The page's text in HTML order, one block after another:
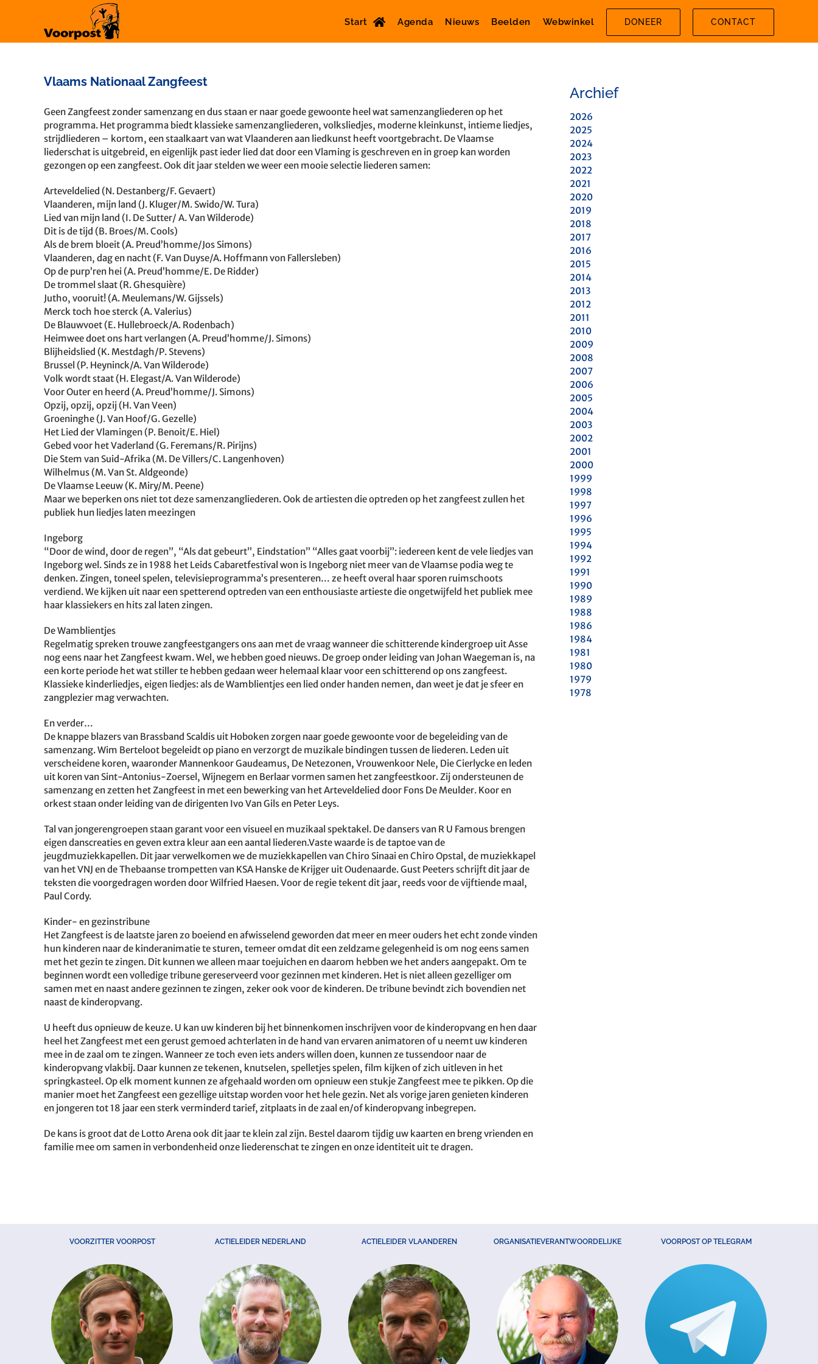
Start Agenda Nieuws Beelden Webwinkel DONEER CONTACT
Vlaams Nationaal Zangfeest
Bekijk
grotere
afbeelding
Geen Zangfeest zonder samenzang en dus staan er naar goede gewoonte heel wat samenzangliederen op het
programma. Het programma biedt klassieke samenzangliederen, volksliedjes, moderne kleinkunst, intieme liedjes,
strijdliederen – kortom, een staalkaart van wat Vlaanderen aan liedkunst heeft voortgebracht. De Vlaamse
liederschat is uitgebreid, en eigenlijk past ieder lied dat door een Vlaming is geschreven en in groep kan worden
gezongen op een zangfeest. Ook dit jaar stelden we weer een mooie selectie liederen samen:
Arteveldelied (N. Destanberg/F. Gevaert)
Vlaanderen, mijn land (J. Kluger/M. Swido/W. Tura)
Lied van mijn land (I. De Sutter/ A. Van Wilderode)
Dit is de tijd (B. Broes/M. Cools)
Alsde brem bloeit (A. Preud’homme/Jos Simons)
Vlaanderen, dag en nacht (F. Van Duyse/A. Hoffmann von Fallersleben)
Op de purp’ren hei (A. Preud’homme/E. De Ridder)
De trommel slaat (R. Ghesquière)
Jutho, vooruit! (A. Meulemans/W. Gijssels)
Merck toch hoe sterck (A. Valerius)
De Blauwvoet (E. Hullebroeck/A. Rodenbach)
Heimwee doet ons hart verlangen (A. Preud’homme/J. Simons)
Blijheidslied (K. Mestdagh/P. Stevens)
Brussel (P. Heyninck/A. Van Wilderode)
Volk wordt staat (H. Elegast/A. Van Wilderode)
Voor Outer en heerd (A. Preud’homme/J. Simons)
Opzij, opzij, opzij (H. Van Veen)
Groeninghe (J. Van Hoof/G. Gezelle)
Het Lied der Vlamingen (P. Benoit/E. Hiel)
Gebed voor het Vaderland (G. Feremans/R. Pirijns)
Die Stem van Suid-Afrika (M. De Villers/C. Langenhoven)
Wilhelmus (M. Van St. Aldgeonde)
De Vlaamse Leeuw (K. Miry/M. Peene)
Maar we beperken ons niet tot deze samenzangliederen. Ook de artiesten die optreden op het zangfeest zullen het
publiek hun liedjes laten meezingen
Ingeborg
“Door de wind, door de regen”, “Als dat gebeurt”, Eindstation” “Alles gaat voorbij”: iedereen kent de vele liedjes van
Ingeborg wel. Sinds ze in 1988 het Leids Cabaretfestival won is Ingeborg niet meer van de Vlaamse podia weg te
denken. Zingen, toneel spelen, televisieprogramma’s presenteren… ze heeft overal haar sporen ruimschoots
verdiend. We kijken uit naar een spetterend optreden van een enthousiaste artieste die ongetwijfeld het publiek mee
haar klassiekers en hits zal laten zingen.
De Wamblientjes
Regelmatig spreken trouwe zangfeestgangers ons aan met de vraag wanneer die schitterende kindergroep uit Asse
nog eens naar het Zangfeest kwam. Wel, we hebben goed nieuws. De groep onder leiding van Johan Waegeman is, na
een korte periode het wat stiller te hebben gedaan weer helemaal klaar voor een schitterend op ons zangfeest.
Klassieke kinderliedjes, eigen liedjes: als de Wamblientjes een lied onder handen nemen, dan weet je dat je sfeer en
zangplezier mag verwachten.
En verder…
De knappe blazers van Brassband Scaldis uit Hoboken zorgen naar goede gewoonte voor de begeleiding van de
samenzang. Wim Berteloot begeleidt op piano en verzorgt de muzikale bindingen tussen de liederen. Leden uit
verscheidene koren, waaronder Mannenkoor Gaudeamus, De Netezonen, Vrouwenkoor Nele, Die Cierlycke en leden
uit koren van Sint-Antonius-Zoersel, Wijnegem en Berlaar vormen samen het zangfeestkoor. Zij ondersteunen de
samenzang en zetten het Zangfeest in met een bewerking van het Arteveldelied door Fons De Meulder. Koor en
orkest staan onder leiding van de dirigenten Ivo Van Gils en Peter Leys.
Tal van jongerengroepen staan garant voor een visueel en muzikaal spektakel. De dansers van R U Famous brengen
eigen danscreaties en geven extra kleur aan een aantal liederen.Vaste waarde is de taptoe van de
jeugdmuziekkapellen. Dit jaar verwelkomen we de muziekkapellen van Chiro Sinaai en Chiro Opstal, de muziekkapel
van het VNJ en de Thebaanse trompetten van KSA Hanske de Krijger uit Oudenaarde. Gust Peeters schrijft dit jaar de
teksten die voorgedragen worden door Wilfried Haesen. Voor de regie tekent dit jaar, reeds voor de vijftiende maal,
Paul Cordy.
Kinder- en gezinstribune
Het Zangfeest is de laatste jaren zo boeiend en afwisselend geworden dat meer en meer ouders het echt zonde vinden
hun kinderen naar de kinderanimatie te sturen, temeer omdat dit een zeldzame gelegenheid is om nog eens samen
met het gezin te zingen. Dit kunnen we alleen maar toejuichen en daarom hebben we het anders aangepakt. Om te
beginnen wordt een volledige tribune gereserveerd voor gezinnen met kinderen. Het is niet alleen gezelliger om
samen met en naast andere gezinnen te zingen, zeker ook voor de kinderen. De tribune bevindt zich bovendien net
naast de kinderopvang.
U heeft dus opnieuw de keuze. U kan uw kinderen bij het binnenkomen inschrijven voor de kinderopvang en hen daar
heel het Zangfeest met een gerust gemoed achterlaten in de hand van ervaren animatoren of u neemt uw kinderen
mee in de zaal om te zingen. Wanneer ze toch even iets anders willen doen, kunnen ze tussendoor naar de
kinderopvang vlakbij. Daar kunnen ze tekenen, knutselen, spelletjes spelen, film kijken of zich uitleven in het
springkasteel. Op elk moment kunnen ze afgehaald worden om opnieuw een stukje Zangfeest mee te pikken. Op die
manier moet het Zangfeest een gezellige uitstap worden voor het hele gezin. Net als vorige jaren genieten kinderen
en jongeren tot 18 jaar een sterk verminderd tarief, zitplaats in de zaal en/of kinderopvang inbegrepen.
De kans is groot dat de Lotto Arena ook dit jaar te klein zal zijn. Bestel daarom tijdig uw kaarten en breng vrienden en
familie mee om samen in verbondenheid onze liederenschat te zingen en onze identiteit uit te dragen.
Archief
2026
2025
2024
2023
2022
2021
2020
2019
2018
2017
2016
2015
2014
2013
2012
2011
2010
2009
2008
2007
2006
2005
2004
2003
2002
2001
2000
1999
1998
1997
1996
1995
1994
1992
1991
1990
1989
1988
1986
1984
1981
1980
1979
1978
VOORZITTER VOORPOST ACTIELEIDER NEDERLAND ACTIELEIDER VLAANDEREN ORGANISATIEVERANTWOORDELIJKE VOORPOST OP TELEGRAM